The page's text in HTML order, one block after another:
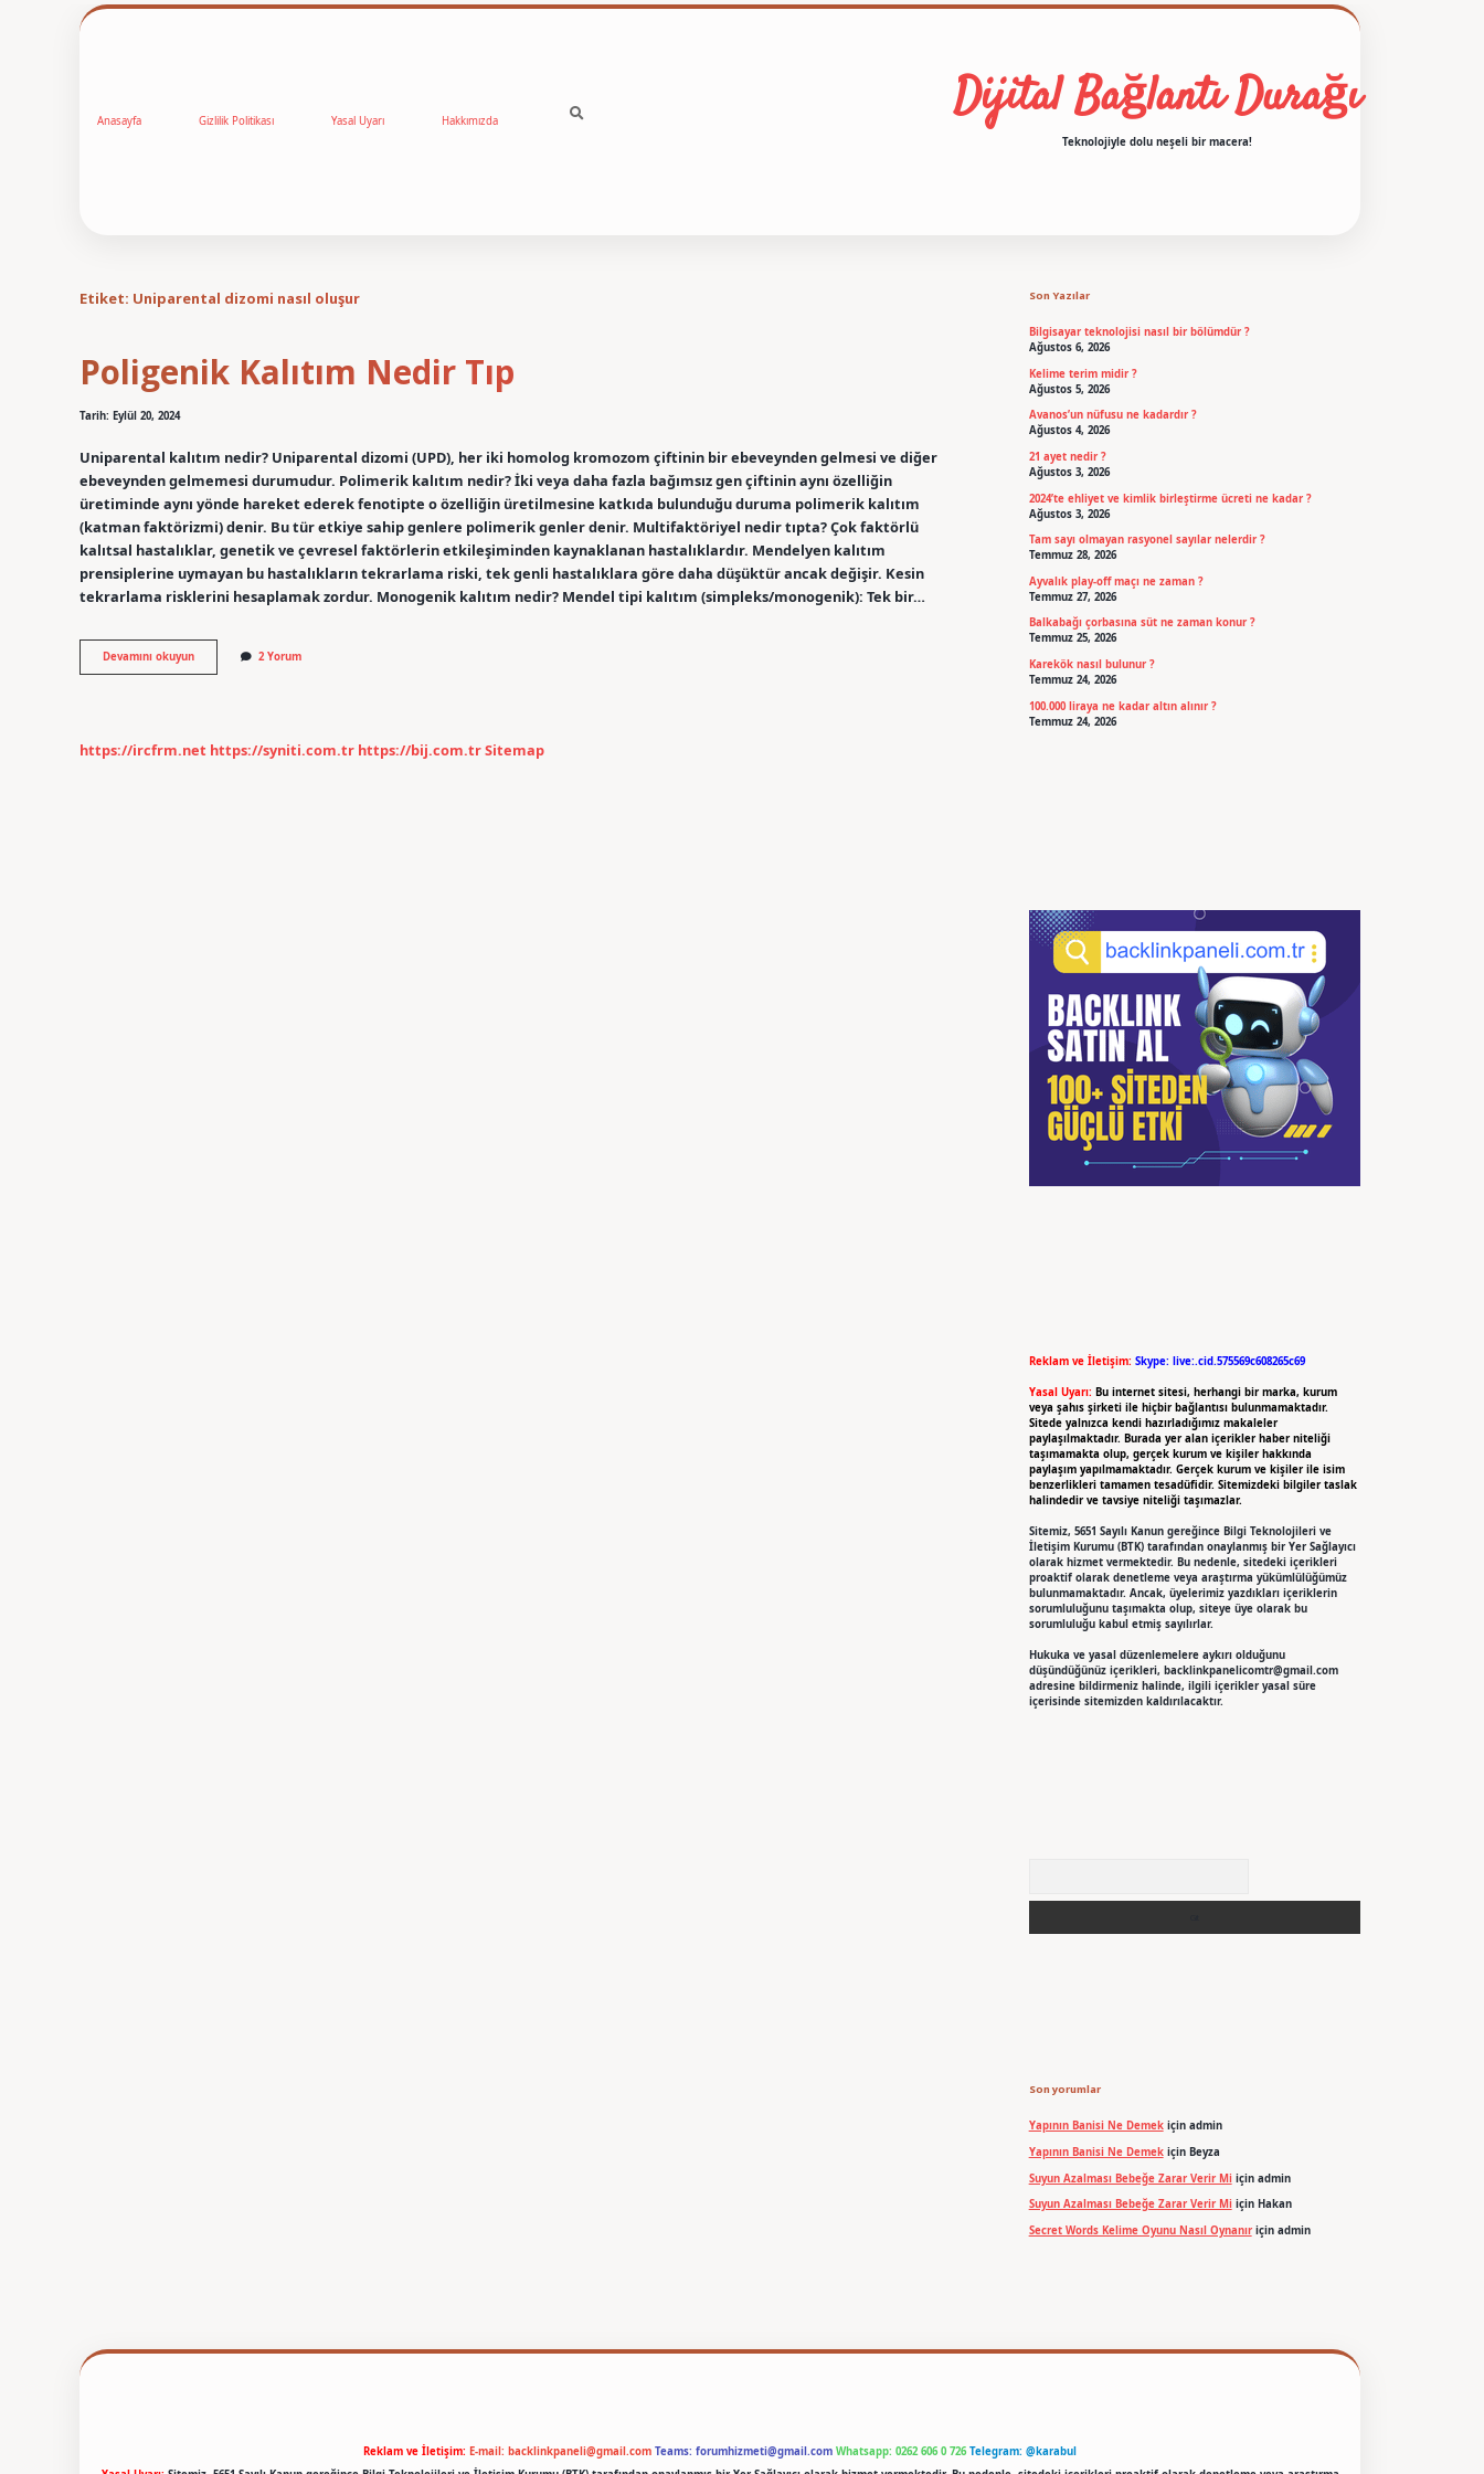
Anasayfa Gizlilik Politikası Yasal Uyarı Hakkımızda Dijital Bağlantı Durağı
Teknolojiyle dolu neşeli bir macera!
Etiket: Uniparental dizomi nasıl oluşur
Poligenik Kalıtım Nedir Tıp
Tarih: Eylül 20, 2024
Uniparental kalıtım nedir? Uniparental dizomi (UPD), her iki homolog kromozom çiftinin bir ebeveynden gelmesi ve diğer
ebeveynden gelmemesi durumudur. Polimerik kalıtım nedir? İki veya daha fazla bağımsız gen çiftinin aynı özelliğin
üretiminde aynı yönde hareket ederek fenotipte o özelliğin üretilmesine katkıda bulunduğu duruma polimerik kalıtım
(katman faktörizmi) denir. Bu tür etkiye sahip genlere polimerik genler denir. Multifaktöriyel nedir tıpta? Çok faktörlü
kalıtsal hastalıklar, genetik ve çevresel faktörlerin etkileşiminden kaynaklanan hastalıklardır. Mendelyen kalıtım
prensiplerine uymayan bu hastalıkların tekrarlama riski, tek genli hastalıklara göre daha düşüktür ancak değişir. Kesin
tekrarlama risklerini hesaplamak zordur. Monogenik kalıtım nedir? Mendel tipi kalıtım (simpleks/monogenik): Tek bir…
Devamını okuyunPoligenik
Kalıtım
2 Yorum
https://ircfrm.net https://syniti.com.tr https://bij.com.trSitemap
Son Yazılar
Bilgisayar teknolojisi nasıl bir bölümdür ?
Ağustos 6, 2026
Kelime terim midir ?
Ağustos 5, 2026
Avanos’un nüfusu ne kadardır ?
Ağustos 4, 2026
21 ayet nedir ?
Ağustos 3, 2026
2024’te ehliyet ve kimlik birleştirme ücreti ne kadar ?
Ağustos 3, 2026
Tam sayı olmayan rasyonel sayılar nelerdir ?
Temmuz 28, 2026
Ayvalık play-off maçı ne zaman ?
Temmuz 27, 2026
Balkabağı çorbasına süt ne zaman konur ?
Temmuz 25, 2026
Karekök nasıl bulunur ?
Temmuz 24, 2026
100.000 liraya ne kadar altın alınır ?
Temmuz 24, 2026
Reklam ve İletişim: Skype: live:.cid.575569c608265c69
Yasal Uyarı: Bu internet sitesi, herhangi bir marka, kurum
veya şahıs şirketi ile hiçbir bağlantısı bulunmamaktadır.
Sitede yalnızca kendi hazırladığımız makaleler
paylaşılmaktadır. Burada yer alan içerikler haber niteliği
taşımamakta olup, gerçek kurum ve kişiler hakkında
paylaşım yapılmamaktadır. Gerçek kurum ve kişiler ile isim
benzerlikleri tamamen tesadüfidir. Sitemizdeki bilgiler taslak
halindedir ve tavsiye niteliği taşımazlar.
Sitemiz, 5651 Sayılı Kanun gereğince Bilgi Teknolojileri ve
İletişim Kurumu (BTK) tarafından onaylanmış bir Yer Sağlayıcı
olarak hizmet vermektedir. Bu nedenle, sitedeki içerikleri
proaktif olarak denetleme veya araştırma yükümlülüğümüz
bulunmamaktadır. Ancak, üyelerimiz yazdıkları içeriklerin
sorumluluğunu taşımakta olup, siteye üye olarak bu
sorumluluğu kabul etmiş sayılırlar.
Hukuka ve yasal düzenlemelere aykırı olduğunu
düşündüğünüz içerikleri, backlinkpanelicomtr@gmail.com
adresine bildirmeniz halinde, ilgili içerikler yasal süre
içerisinde sitemizden kaldırılacaktır.
Son yorumlar
Yapının Banisi Ne Demekiçin admin
Yapının Banisi Ne Demekiçin Beyza
Suyun Azalması Bebeğe Zarar Verir Miiçin admin
Suyun Azalması Bebeğe Zarar Verir Miiçin Hakan
Secret Words Kelime Oyunu Nasıl Oynanıriçin admin
Reklam ve İletişim: E-mail: backlinkpaneli@gmail.com Teams: forumhizmeti@gmail.com Whatsapp: 0262 606 0 726 Telegram: @karabul